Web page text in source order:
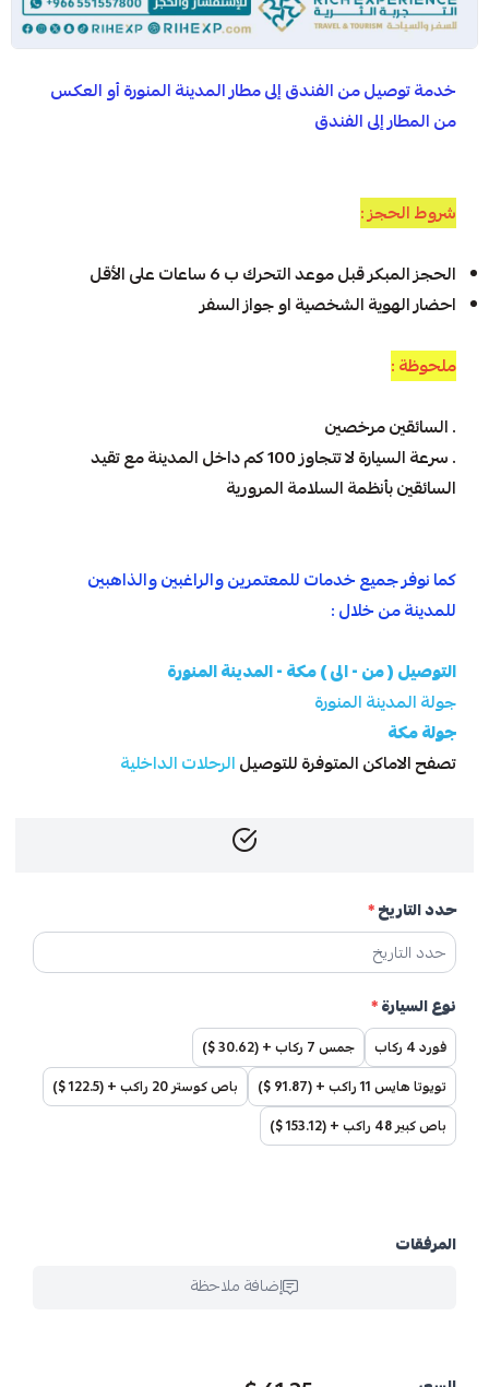
خدمة توصيل من الفندق إلى مطار المدينة المنورة أو العكس
من المطار إلى الفندق
شروط الحجز :
الحجز المبكر قبل موعد التحرك ب 6 ساعات على الأقل
احضار الهوية الشخصية او جواز السفر
ملحوظة :
. السائقين مرخصين
. سرعة السيارة لا تتجاوز 100 كم داخل المدينة مع تقيد
السائقين بأنظمة السلامة المرورية
كما نوفر جميع خدمات للمعتمرين والراغبين والذاهبين
للمدينة من خلال :
التوصيل ( من - الى ) مكة - المدينة المنورة
جولة المدينة المنورة
جولة مكة
تصفح الاماكن المتوفرة للتوصيلالرحلات الداخلية
حدد التاريخ*
نوع السيارة*
فورد 4 ركاب
جمس 7 ركاب + (30.62 $)
تويوتا هايس 11 راكب + (91.87 $)
باص كوستر 20 راكب + (122.5 $)
باص كبير 48 راكب + (153.12 $)
المرفقات
إضافة ملاحظة